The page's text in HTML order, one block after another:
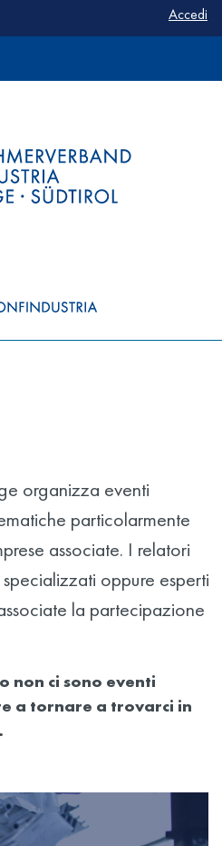
Accedi
organizza eventi
particolarmente
associate. I relatori
oppure esperti
la partecipazione
non ci sono eventi
a tornare a trovarci in